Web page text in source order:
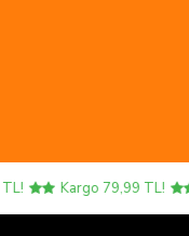
Kargo 79,99 TL!